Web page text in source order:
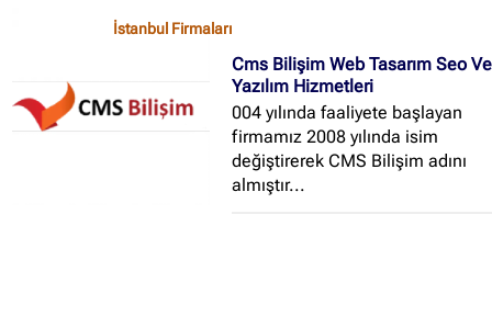
İstanbul Firmaları
Cms Bilişim Web Tasarım Seo Ve
Yazılım Hizmetleri
004 yılında faaliyete başlayan
firmamız 2008 yılında isim
değiştirerek CMS Bilişim adını
almıştır...